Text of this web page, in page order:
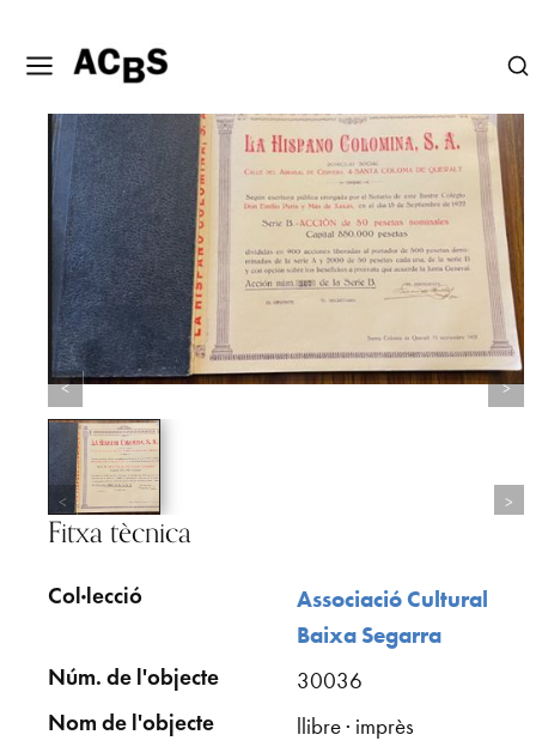
Fitxa tècnica
Col·lecció
Associació Cultural
Baixa Segarra
Núm. de l'objecte
30036
Nom de l'objecte
llibre · imprès